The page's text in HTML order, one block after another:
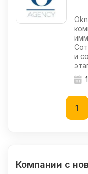
Компании с
и
записей
1